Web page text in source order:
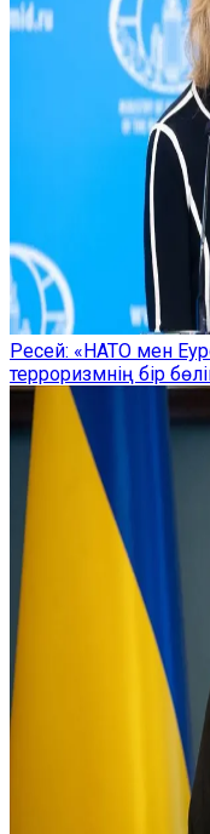
Ресей: «НАТО мен
терроризмнің бір